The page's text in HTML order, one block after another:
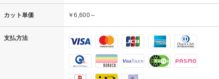
カット単価 ￥6,600～
支払方法